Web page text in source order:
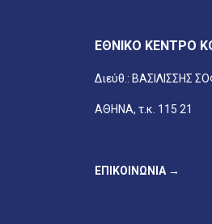
ΕΘΝΙΚΟ ΚΕΝΤΡΟ
Διεύθ.: ΒΑΣΙΛΙΣΣΗΣ
ΑΘΗΝΑ, τ.κ. 115 21
ΕΠΙΚΟΙΝΩΝΙΑ →